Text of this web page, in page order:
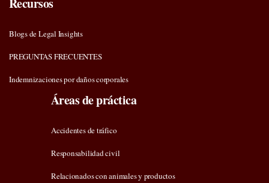
Blogs de Legal Insights
PREGUNTAS FRECUENTES
Indemnizaciones por daños corporales
Áreas de práctica
Accidentes de tráfico
Responsabilidad civil
Relacionados con animales y productos